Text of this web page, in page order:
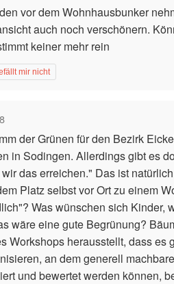
vor dem Wohnhausbunker
auch noch verschönern.
keiner mehr rein
mir nicht
der Grünen für den Bezirk
in Sodingen. Allerdings gibt es
das erreichen." Das ist
Platz selbst vor Ort zu einem
Was wünschen sich Kinder,
wäre eine gute Begrünung?
Workshops herausstellt, dass
an dem generell
und bewertet werden können,